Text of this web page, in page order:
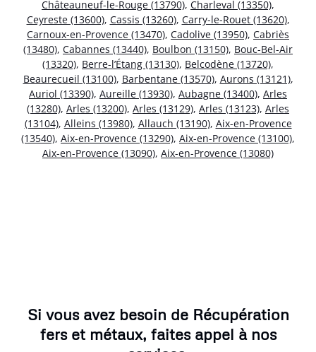
Châteauneuf-le-Rouge (13790), Charleval (13350),
Ceyreste (13600), Cassis (13260), Carry-le-Rouet (13620),
Carnoux-en-Provence (13470), Cadolive (13950), Cabriès
(13480), Cabannes (13440), Boulbon (13150), Bouc-Bel-Air
(13320), Berre-l’Étang (13130), Belcodène (13720),
Beaurecueil (13100), Barbentane (13570), Aurons (13121),
Auriol (13390), Aureille (13930), Aubagne (13400), Arles
(13280), Arles (13200), Arles (13129), Arles (13123), Arles
(13104), Alleins (13980), Allauch (13190), Aix-en-Provence
(13540), Aix-en-Provence (13290), Aix-en-Provence (13100),
Aix-en-Provence (13090), Aix-en-Provence (13080)
Si vous avez besoin de Récupération
fers et métaux, faites appel à nos